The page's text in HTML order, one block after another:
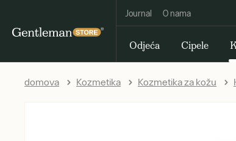
Journal O nama
Odjeća Cipele
domova Kozmetika Kozmetika za kožu